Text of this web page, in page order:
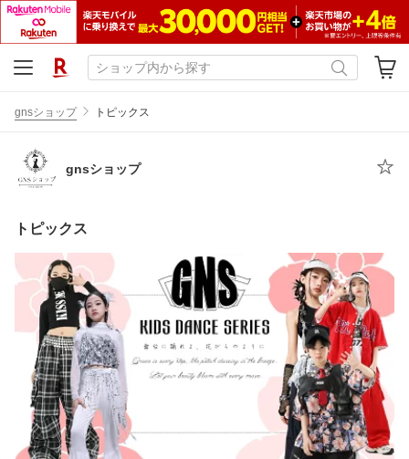
gnsショップ トピックス
gnsショップ
トピックス